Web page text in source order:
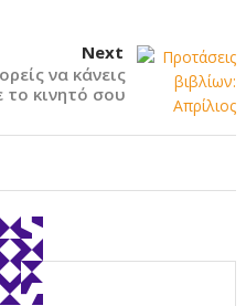
Next
να κάνεις
το κινητό σου